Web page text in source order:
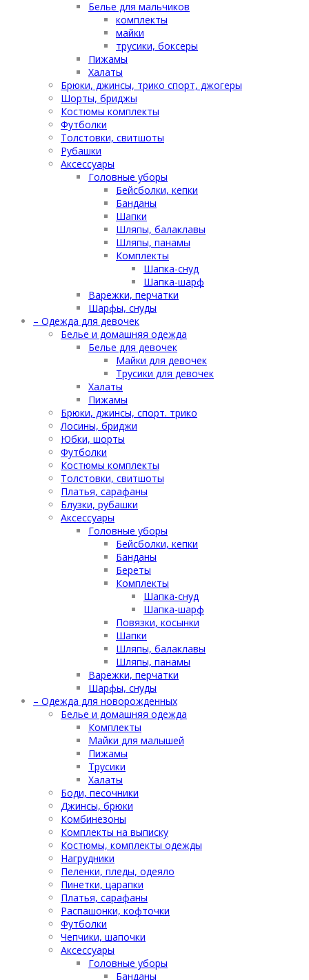
Белье для мальчиков
комплекты
майки
трусики, боксеры
Пижамы
Халаты
Брюки, джинсы, трико спорт, джогеры
Шорты, бриджы
Костюмы комплекты
Футболки
Толстовки, свитшоты
Рубашки
Аксессуары
Головные уборы
Бейсболки, кепки
Банданы
Шапки
Шляпы, балаклавы
Шляпы, панамы
Комплекты
Шапка-снуд
Шапка-шарф
Варежки, перчатки
Шарфы, снуды
– Одежда для девочек
Белье и домашняя одежда
Белье для девочек
Майки для девочек
Трусики для девочек
Халаты
Пижамы
Брюки, джинсы, спорт. трико
Лосины, бриджи
Юбки, шорты
Футболки
Костюмы комплекты
Толстовки, свитшоты
Платья, сарафаны
Блузки, рубашки
Аксессуары
Головные уборы
Бейсболки, кепки
Банданы
Береты
Комплекты
Шапка-снуд
Шапка-шарф
Повязки, косынки
Шапки
Шляпы, балаклавы
Шляпы, панамы
Варежки, перчатки
Шарфы, снуды
– Одежда для новорожденных
Белье и домашняя одежда
Комплекты
Майки для малышей
Пижамы
Трусики
Халаты
Боди, песочники
Джинсы, брюки
Комбинезоны
Комплекты на выписку
Костюмы, комплекты одежды
Нагрудники
Пеленки, пледы, одеяло
Пинетки, царапки
Платья, сарафаны
Распашонки, кофточки
Футболки
Чепчики, шапочки
Аксессуары
Головные уборы
Банданы